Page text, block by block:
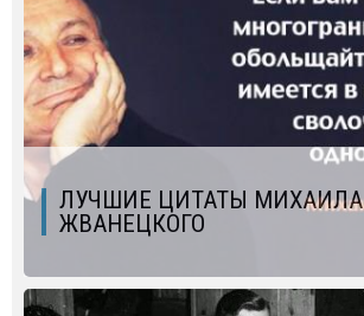
ЛУЧШИЕ ЦИТАТЫ МИХАИЛА
ЖВАНЕЦКОГО